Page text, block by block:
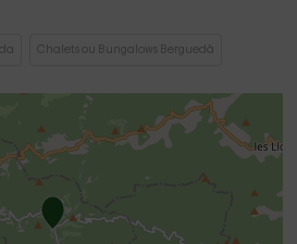
Chalets ou Bungalows Berguedà